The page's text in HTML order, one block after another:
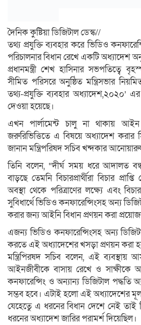
দৈনিক কুষ্টিয়া ডিজিটাল ডেস্ক//
তথ্য প্রযুক্তি ব্যবহার করে ভিডিও
পরিচালনার বিধান রেখে একটি অধ্যাদেশ
প্রধানমন্ত্রী শেখ হাসিনার সভপতিত্বে
সীমিত পরিসরে অনুষ্ঠিত মন্ত্রিসভার
তথ্য-প্রযুক্তি ব্যবহার অধ্যাদেশ,২০২০’
দেওয়া হয়েছে।
এখন পার্লামেন্ট চালু না থাকায়
জরুরিভিত্তিতে এ বিষয়ে অধ্যাদেশ করার
জানান মন্ত্রিপরিষদ সচিব খন্দকার
তিনি বলেন, “দীর্ঘ সময় ধরে আদালত
বাড়ছে তেমনি বিচারপ্রার্থীরা বিচার
অবস্থা থেকে পরিত্রাণের লক্ষ্যে এবং
সুবিধার্থে ভিডিও কনফারেন্সিংসহ অন্য
করার জন্য আইনি বিধান প্রণয়ন করা
এজন্য ভিডিও কনফারেন্সিংসহ অন্য
করতে এই অধ্যাদেশের খসড়া প্রণয়ন করা
মন্ত্রিপিরষদ সচিব বলেন, এই ব্যবস্থায়
আইনজীবীকে বাসায় রেখে ও সাক্ষীকে
কনফারেন্সিং ও অন্যান্য ডিজিটাল পদ্ধতি
সম্ভব হবে। এটাই হলো এই অধ্যাদেশের
যেহেতেু এ ধরনের বিধান দেশে নেই তাই
ধরনের অধ্যাদেশ জারির পরামর্শ দিয়েছিল।